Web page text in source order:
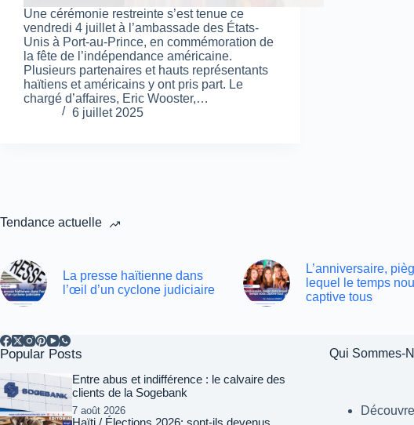
Une cérémonie restreinte s’est tenue ce
vendredi 4 juillet à l’ambassade des États-
Unis à Port-au-Prince, en commémoration de
la fête de l’indépendance américaine.
Plusieurs partenaires et hauts représentants
haïtiens et américains y ont pris part. Le
chargé d’affaires, Eric Wooster,…
6 juillet 2025
Tendance actuelle
La presse haïtienne dans
l’œil d’un cyclone judiciaire
L’anniversaire,
lequel le temps
captive tous
Popular Posts
Entre abus et indifférence : le calvaire des
clients de la Sogebank
7 août 2026
Qui Sommes-